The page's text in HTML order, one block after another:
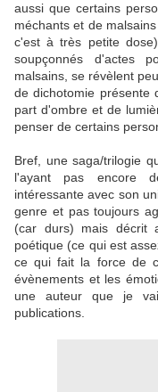
aussi que certains
méchants et de
c'est à très petite
soupçonnés d'actes
malsains, se révèlent
de dichotomie présente
part d'ombre et de
penser de certains
Bref, une saga/trilogie
l'ayant pas encore
intéressante avec son
genre et pas toujours
(car durs) mais décrit
poétique (ce qui est
ce qui fait la force de
évènements et les
une auteur que je
publications.